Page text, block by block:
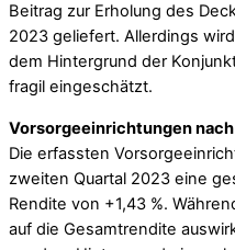
Beitrag zur Erholung des
2023 geliefert. Allerdings
dem Hintergrund der
fragil eingeschätzt.
Vorsorgeeinrichtungen
Die erfassten
zweiten Quartal 2023 eine
Rendite von +1,43 %.
auf die Gesamtrendite